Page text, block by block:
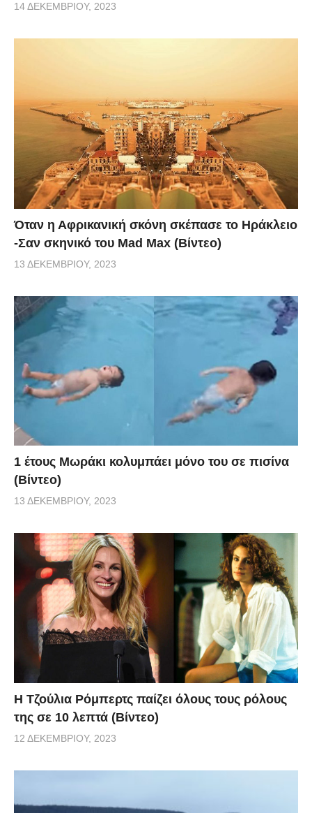
14 ΔΕΚΕΜΒΡΊΟΥ, 2023
Όταν η Αφρικανική σκόνη σκέπασε το Ηράκλειο
-Σαν σκηνικό του Mad Max (Βίντεο)
13 ΔΕΚΕΜΒΡΊΟΥ, 2023
1 έτους Μωράκι κολυμπάει μόνο του σε πισίνα
(Βίντεο)
13 ΔΕΚΕΜΒΡΊΟΥ, 2023
Η Τζούλια Ρόμπερτς παίζει όλους τους ρόλους
της σε 10 λεπτά (Βίντεο)
12 ΔΕΚΕΜΒΡΊΟΥ, 2023